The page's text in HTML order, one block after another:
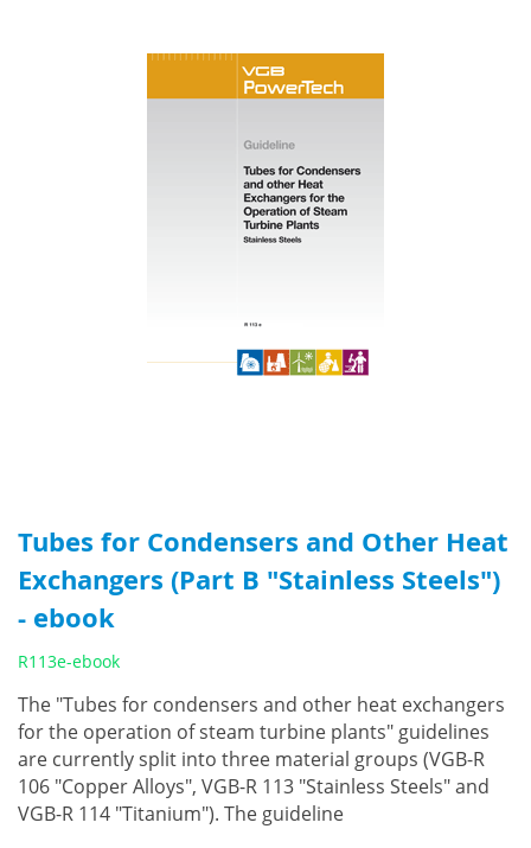
Tubes for Condensers and Other Heat
Exchangers (Part B "Stainless Steels")
- ebook
R113e-ebook
The "Tubes for condensers and other heat exchangers
for the operation of steam turbine plants" guidelines
are currently split into three material groups (VGB-R
106 "Copper Alloys", VGB-R 113 "Stainless Steels" and
VGB-R 114 "Titanium"). The guideline